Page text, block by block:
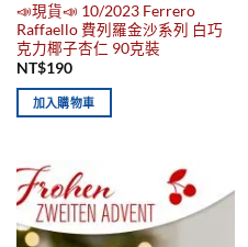
📣現貨📣 10/2023 Ferrero
Raffaello 費列羅金沙系列 白巧
克力椰子杏仁 90克裝
NT$190
加入購物車